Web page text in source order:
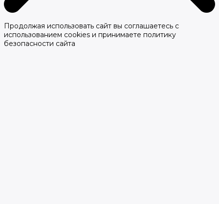
Продолжая использовать сайт вы соглашаетесь с
использованием cookies и принимаете политику
безопасности сайта